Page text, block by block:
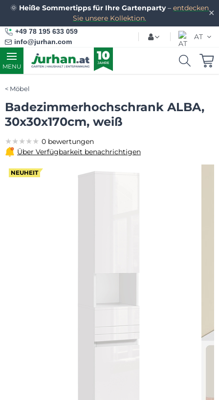
✕
🌞 Heiße Sommertipps für Ihre Gartenparty– entdecken
Sie unsere Kollektion.
+49 78 195 633 059
info@jurhan.com
AT
MENU
Möbel
Badezimmerhochschrank ALBA,
30x30x170cm, weiß
NEUHEIT
★★★★★
★★★★★
★★★★★ 0 bewertungen
Über Verfügbarkeit benachrichtigen